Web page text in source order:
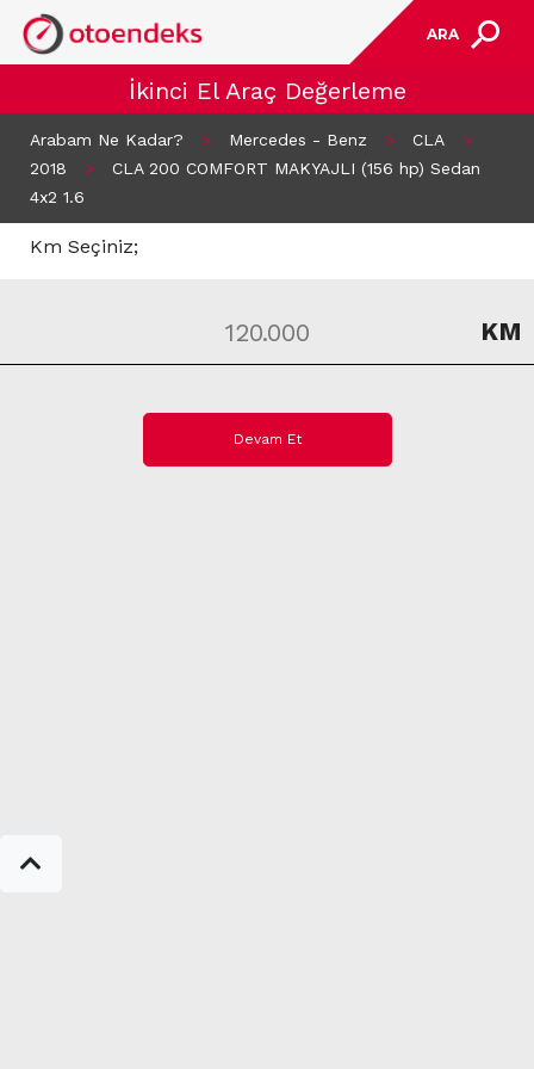
ARA
İkinci El Araç Değerleme
Arabam Ne Kadar? > Mercedes - Benz > CLA
>
2018
>
CLA 200 COMFORT MAKYAJLI (156 hp) Sedan
4x2 1.6
Km Seçiniz;
KM
Devam Et